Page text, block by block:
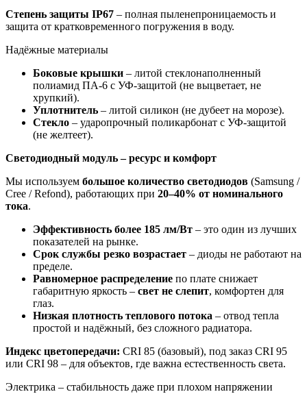
Степень защиты IP67 – полная пыленепроницаемость и
защита от кратковременного погружения в воду.
Надёжные материалы
Боковые крышки – литой стеклонаполненный
полиамид ПА-6 с УФ-защитой (не выцветает, не
хрупкий).
Уплотнитель – литой силикон (не дубеет на морозе).
Стекло – ударопрочный поликарбонат с УФ-защитой
(не желтеет).
Светодиодный модуль – ресурс и комфорт
Мы используем большое количество светодиодов (Samsung /
Cree / Refond), работающих при 20–40% от номинального
тока.
Эффективность более 185 лм/Вт – это один из лучших
показателей на рынке.
Срок службы резко возрастает – диоды не работают на
пределе.
Равномерное распределение по плате снижает
габаритную яркость – свет не слепит, комфортен для
глаз.
Низкая плотность теплового потока – отвод тепла
простой и надёжный, без сложного радиатора.
Индекс цветопередачи: CRI 85 (базовый), под заказ CRI 95
или CRI 98 – для объектов, где важна естественность света.
Электрика – стабильность даже при плохом напряжении